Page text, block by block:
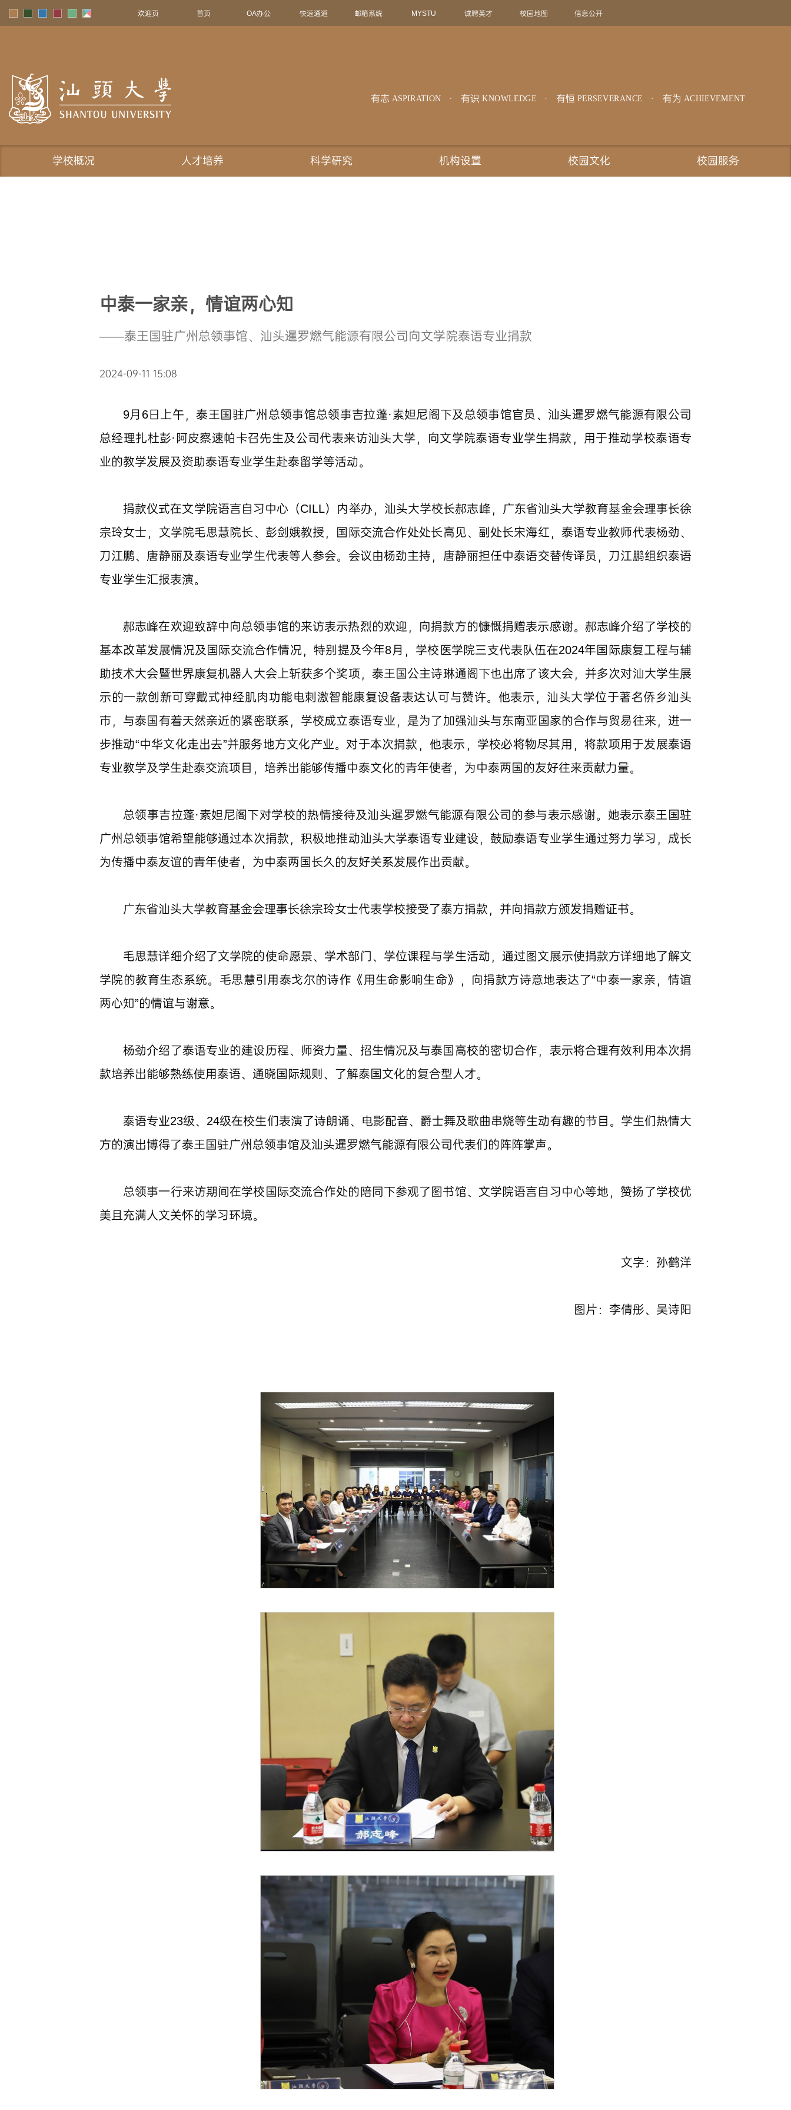
欢迎页 首页 OA办公 快速通道 邮箱系统 MYSTU 诚聘英才 校园地图 信息公开
有志 ASPIRATION 有识 KNOWLEDGE 有恒 PERSEVERANCE 有为 ACHIEVEMENT
学校概况 人才培养 科学研究 机构设置 校园文化 校园服务
中泰一家亲，情谊两心知
——泰王国驻广州总领事馆、汕头暹罗燃气能源有限公司向文学院泰语专业捐款
2024-09-11 15:08
9月6日上午，泰王国驻广州总领事馆总领事吉拉蓬·素妲尼阁下及总领事馆官员、汕头暹罗燃气能源有限公司
总经理扎杜彭·阿皮察速帕卡召先生及公司代表来访汕头大学，向文学院泰语专业学生捐款，用于推动学校泰语专
业的教学发展及资助泰语专业学生赴泰留学等活动。
捐款仪式在文学院语言自习中心（CILL）内举办，汕头大学校长郝志峰，广东省汕头大学教育基金会理事长徐
宗玲女士，文学院毛思慧院长、彭剑娥教授，国际交流合作处处长高见、副处长宋海红，泰语专业教师代表杨劲、
刀江鹏、唐静丽及泰语专业学生代表等人参会。会议由杨劲主持，唐静丽担任中泰语交替传译员，刀江鹏组织泰语
专业学生汇报表演。
郝志峰在欢迎致辞中向总领事馆的来访表示热烈的欢迎，向捐款方的慷慨捐赠表示感谢。郝志峰介绍了学校的
基本改革发展情况及国际交流合作情况，特别提及今年8月，学校医学院三支代表队伍在2024年国际康复工程与辅
助技术大会暨世界康复机器人大会上斩获多个奖项，泰王国公主诗琳通阁下也出席了该大会，并多次对汕大学生展
示的一款创新可穿戴式神经肌肉功能电刺激智能康复设备表达认可与赞许。他表示，汕头大学位于著名侨乡汕头
市，与泰国有着天然亲近的紧密联系，学校成立泰语专业，是为了加强汕头与东南亚国家的合作与贸易往来，进一
步推动“中华文化走出去”并服务地方文化产业。对于本次捐款，他表示，学校必将物尽其用，将款项用于发展泰语
专业教学及学生赴泰交流项目，培养出能够传播中泰文化的青年使者，为中泰两国的友好往来贡献力量。
总领事吉拉蓬·素妲尼阁下对学校的热情接待及汕头暹罗燃气能源有限公司的参与表示感谢。她表示泰王国驻
广州总领事馆希望能够通过本次捐款，积极地推动汕头大学泰语专业建设，鼓励泰语专业学生通过努力学习，成长
为传播中泰友谊的青年使者，为中泰两国长久的友好关系发展作出贡献。
广东省汕头大学教育基金会理事长徐宗玲女士代表学校接受了泰方捐款，并向捐款方颁发捐赠证书。
毛思慧详细介绍了文学院的使命愿景、学术部门、学位课程与学生活动，通过图文展示使捐款方详细地了解文
学院的教育生态系统。毛思慧引用泰戈尔的诗作《用生命影响生命》，向捐款方诗意地表达了“中泰一家亲，情谊
两心知”的情谊与谢意。
杨劲介绍了泰语专业的建设历程、师资力量、招生情况及与泰国高校的密切合作，表示将合理有效利用本次捐
款培养出能够熟练使用泰语、通晓国际规则、了解泰国文化的复合型人才。
泰语专业23级、24级在校生们表演了诗朗诵、电影配音、爵士舞及歌曲串烧等生动有趣的节目。学生们热情大
方的演出博得了泰王国驻广州总领事馆及汕头暹罗燃气能源有限公司代表们的阵阵掌声。
总领事一行来访期间在学校国际交流合作处的陪同下参观了图书馆、文学院语言自习中心等地，赞扬了学校优
美且充满人文关怀的学习环境。
文字：孙鹤洋
图片：李倩彤、吴诗阳